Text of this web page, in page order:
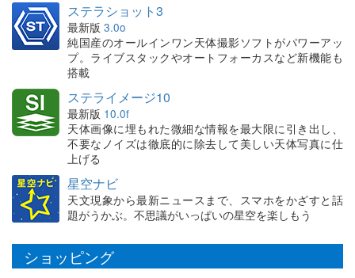
ステラショット3
最新版 3.0o
純国産のオールインワン天体撮影ソフトがパワーアッ
プ。ライブスタックやオートフォーカスなど新機能も
搭載
ステライメージ10
最新版 10.0f
天体画像に埋もれた微細な情報を最大限に引き出し、
不要なノイズは徹底的に除去して美しい天体写真に仕
上げる
星空ナビ
天文現象から最新ニュースまで、スマホをかざすと話
題がうかぶ。不思議がいっぱいの星空を楽しもう
ショッピング